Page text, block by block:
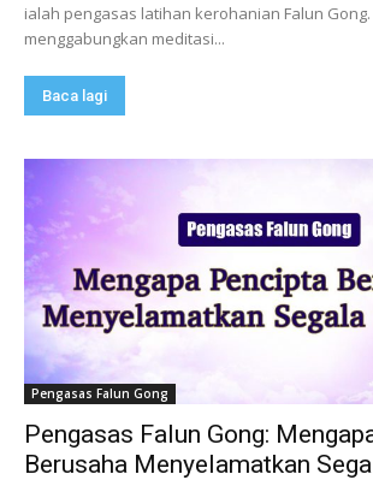
ialah pengasas latihan kerohanian Falun
menggabungkan meditasi...
Baca lagi
Pengasas Falun Gong
Pengasas Falun Gong:
Berusaha Menyelamatkan